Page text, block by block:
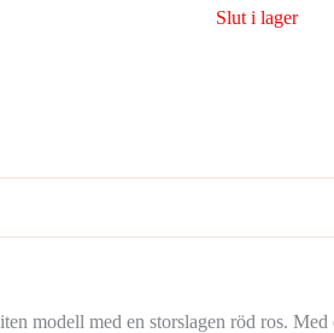
Slut i lager
modell med en storslagen röd ros.